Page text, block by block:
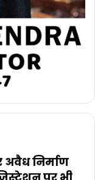
अवैध निर्माण